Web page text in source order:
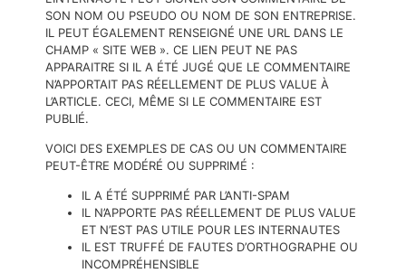
SON NOM OU PSEUDO OU NOM DE SON ENTREPRISE.
IL PEUT ÉGALEMENT RENSEIGNÉ UNE URL DANS LE
CHAMP « SITE WEB ». CE LIEN PEUT NE PAS
APPARAITRE SI IL A ÉTÉ JUGÉ QUE LE COMMENTAIRE
N’APPORTAIT PAS RÉELLEMENT DE PLUS VALUE À
L’ARTICLE. CECI, MÊME SI LE COMMENTAIRE EST
PUBLIÉ.
VOICI DES EXEMPLES DE CAS OU UN COMMENTAIRE
PEUT-ÊTRE MODÉRÉ OU SUPPRIMÉ :
IL A ÉTÉ SUPPRIMÉ PAR L’ANTI-SPAM
IL N’APPORTE PAS RÉELLEMENT DE PLUS VALUE
ET N’EST PAS UTILE POUR LES INTERNAUTES
IL EST TRUFFÉ DE FAUTES D’ORTHOGRAPHE OU
INCOMPRÉHENSIBLE